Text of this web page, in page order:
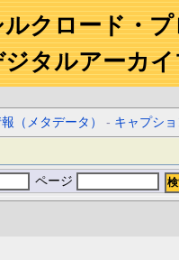
クロード・
タルアーカ
（メタデータ） - キャプショ
ページ